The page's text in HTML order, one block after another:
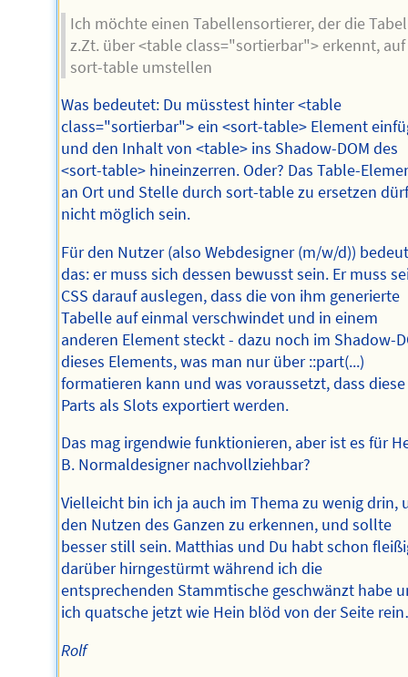
Ich möchte einen Tabellensortierer, der die
z.Zt. über <table class="sortierbar"> erkennt, auf
sort-table umstellen
Was bedeutet: Du müsstest hinter <table
class="sortierbar"> ein <sort-table> Element
und den Inhalt von <table> ins Shadow-DOM des
<sort-table> hineinzerren. Oder? Das Table-
an Ort und Stelle durch sort-table zu ersetzen
nicht möglich sein.
Für den Nutzer (also Webdesigner (m/w/d))
das: er muss sich dessen bewusst sein. Er muss
CSS darauf auslegen, dass die von ihm generierte
Tabelle auf einmal verschwindet und in einem
anderen Element steckt - dazu noch im Shadow-
dieses Elements, was man nur über ::part(...)
formatieren kann und was voraussetzt, dass diese
Parts als Slots exportiert werden.
Das mag irgendwie funktionieren, aber ist es für
B. Normaldesigner nachvollziehbar?
Vielleicht bin ich ja auch im Thema zu wenig drin,
den Nutzen des Ganzen zu erkennen, und sollte
besser still sein. Matthias und Du habt schon
darüber hirngestürmt während ich die
entsprechenden Stammtische geschwänzt habe
ich quatsche jetzt wie Hein blöd von der Seite
Rolf